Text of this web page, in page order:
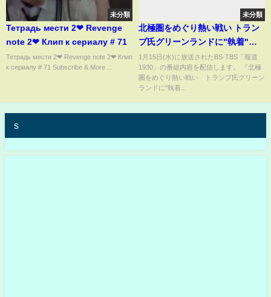
未分類
Тетрадь мести 2❤ Revenge
note 2❤ Клип к сериалу # 71
Тетрадь мести 2❤ Revenge note 2❤ Клип
к сериалу # 71 Subscribe & More ...
未分類
北極圏をめぐり熱い戦い トラン
プ氏グリーンランドに"執着"の
ワケ【1月15日(水)#報道1930】
1月15日(水)に放送されたBS-TBS「報道
1930」の番組内容を配信します。 『北極
圏をめぐり熱い戦い トランプ氏グリーン
ランドに"執着...
s